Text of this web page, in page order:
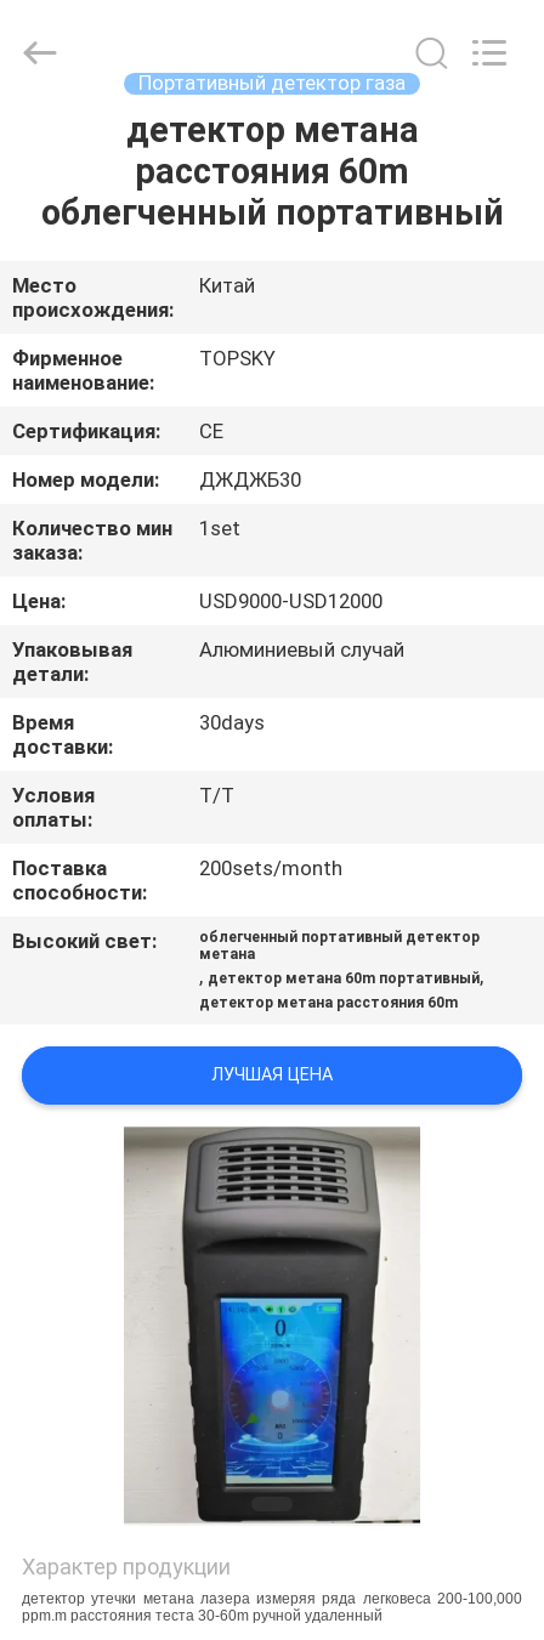
ПРОДУКТЫ
О
НАС
ПУТЕШЕСТВИЕ
ФАБРИКИ
ПРОВЕРКА
КАЧЕСТВА
СВЯЖИТЕСЬ
МЫ
СПРОСИТЕ
ЦИТАТУ
КАРТА
POLICY
Century Holding Co.,Ltd.
Портативный детектор газа
детектор метана
расстояния 60m
облегченный портативный
Место
происхождения:
Китай
Фирменное
наименование:
TOPSKY
Сертификация:
CE
Номер модели:
ДЖДЖБ30
Количество мин
заказа:
1set
Цена:
USD9000-USD12000
Упаковывая
детали:
Алюминиевый случай
Время
доставки:
30days
Условия
оплаты:
T/T
Поставка
способности:
200sets/month
Высокий свет:
облегченный портативный детектор
метана
, детектор метана 60m портативный,
детектор метана расстояния 60m
ЛУЧШАЯ ЦЕНА
Характер продукции
детектор утечки метана лазера измеряя ряда легковеса 200-100,000
ppm.m расстояния теста 30-60m ручной удаленный